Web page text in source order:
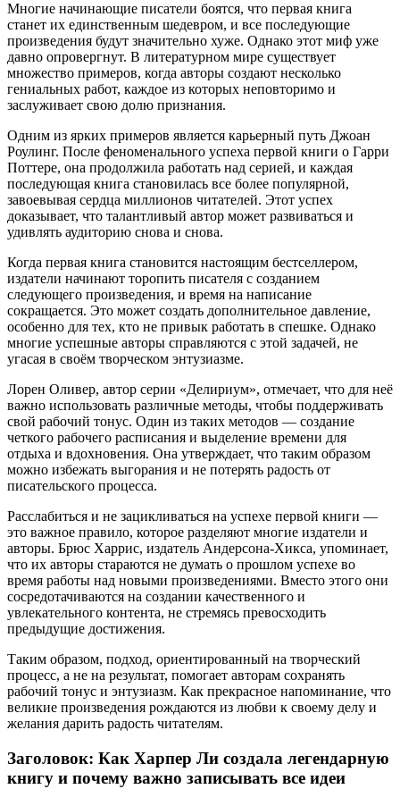
Многие начинающие писатели боятся, что первая книга
станет их единственным шедевром, и все последующие
произведения будут значительно хуже. Однако этот миф уже
давно опровергнут. В литературном мире существует
множество примеров, когда авторы создают несколько
гениальных работ, каждое из которых неповторимо и
заслуживает свою долю признания.
Одним из ярких примеров является карьерный путь Джоан
Роулинг. После феноменального успеха первой книги о Гарри
Поттере, она продолжила работать над серией, и каждая
последующая книга становилась все более популярной,
завоевывая сердца миллионов читателей. Этот успех
доказывает, что талантливый автор может развиваться и
удивлять аудиторию снова и снова.
Когда первая книга становится настоящим бестселлером,
издатели начинают торопить писателя с созданием
следующего произведения, и время на написание
сокращается. Это может создать дополнительное давление,
особенно для тех, кто не привык работать в спешке. Однако
многие успешные авторы справляются с этой задачей, не
угасая в своём творческом энтузиазме.
Лорен Оливер, автор серии «Делириум», отмечает, что для неё
важно использовать различные методы, чтобы поддерживать
свой рабочий тонус. Один из таких методов — создание
четкого рабочего расписания и выделение времени для
отдыха и вдохновения. Она утверждает, что таким образом
можно избежать выгорания и не потерять радость от
писательского процесса.
Расслабиться и не зацикливаться на успехе первой книги —
это важное правило, которое разделяют многие издатели и
авторы. Брюс Харрис, издатель Андерсона-Хикса, упоминает,
что их авторы стараются не думать о прошлом успехе во
время работы над новыми произведениями. Вместо этого они
сосредотачиваются на создании качественного и
увлекательного контента, не стремясь превосходить
предыдущие достижения.
Таким образом, подход, ориентированный на творческий
процесс, а не на результат, помогает авторам сохранять
рабочий тонус и энтузиазм. Как прекрасное напоминание, что
великие произведения рождаются из любви к своему делу и
желания дарить радость читателям.
Заголовок: Как Харпер Ли создала легендарную
книгу и почему важно записывать все идеи